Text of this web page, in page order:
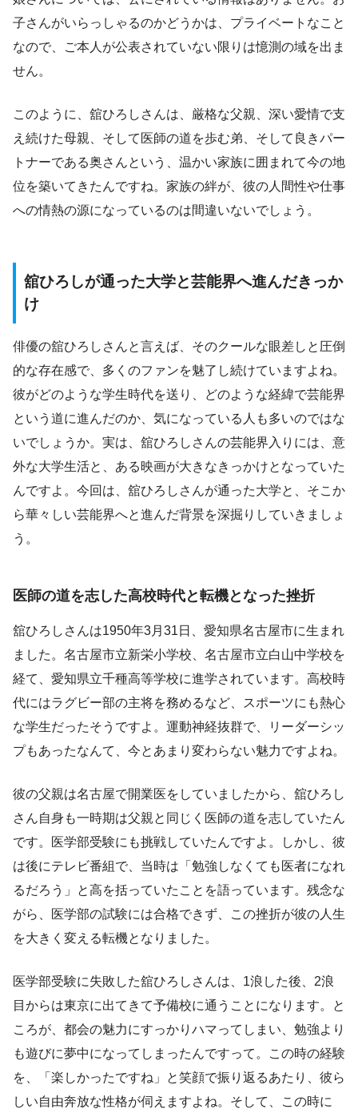
子さんがいらっしゃるのかどうかは、プライベートなこと
なので、ご本人が公表されていない限りは憶測の域を出ま
せん。
このように、舘ひろしさんは、厳格な父親、深い愛情で支
え続けた母親、そして医師の道を歩む弟、そして良きパー
トナーである奥さんという、温かい家族に囲まれて今の地
位を築いてきたんですね。家族の絆が、彼の人間性や仕事
への情熱の源になっているのは間違いないでしょう。
舘ひろしが通った大学と芸能界へ進んだきっか
け
俳優の舘ひろしさんと言えば、そのクールな眼差しと圧倒
的な存在感で、多くのファンを魅了し続けていますよね。
彼がどのような学生時代を送り、どのような経緯で芸能界
という道に進んだのか、気になっている人も多いのではな
いでしょうか。実は、舘ひろしさんの芸能界入りには、意
外な大学生活と、ある映画が大きなきっかけとなっていた
んですよ。今回は、舘ひろしさんが通った大学と、そこか
ら華々しい芸能界へと進んだ背景を深掘りしていきましょ
う。
医師の道を志した高校時代と転機となった挫折
舘ひろしさんは1950年3月31日、愛知県名古屋市に生まれ
ました。名古屋市立新栄小学校、名古屋市立白山中学校を
経て、愛知県立千種高等学校に進学されています。高校時
代にはラグビー部の主将を務めるなど、スポーツにも熱心
な学生だったそうですよ。運動神経抜群で、リーダーシッ
プもあったなんて、今とあまり変わらない魅力ですよね。
彼の父親は名古屋で開業医をしていましたから、舘ひろし
さん自身も一時期は父親と同じく医師の道を志していたん
です。医学部受験にも挑戦していたんですよ。しかし、彼
は後にテレビ番組で、当時は「勉強しなくても医者になれ
るだろう」と高を括っていたことを語っています。残念な
がら、医学部の試験には合格できず、この挫折が彼の人生
を大きく変える転機となりました。
医学部受験に失敗した舘ひろしさんは、1浪した後、2浪
目からは東京に出てきて予備校に通うことになります。と
ころが、都会の魅力にすっかりハマってしまい、勉強より
も遊びに夢中になってしまったんですって。この時の経験
を、「楽しかったですね」と笑顔で振り返るあたり、彼ら
しい自由奔放な性格が伺えますよね。そして、この時に